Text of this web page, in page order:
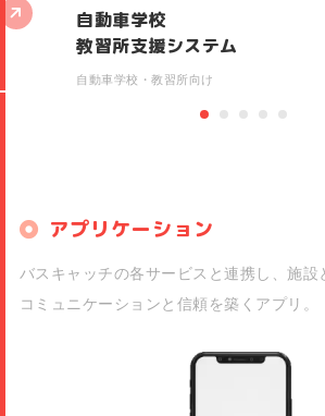
自動車学校
教習所支援システム
自動車学校・教習所向け
アプリケーション
バスキャッチの各サービスと連携し、施設
コミュニケーションと信頼を築くアプリ。